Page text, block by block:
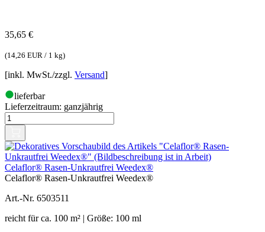
35,65 €
(14,26 EUR / 1 kg)
[inkl. MwSt./zzgl. Versand]
lieferbar
Lieferzeitraum: ganzjährig
Celaflor® Rasen-Unkrautfrei Weedex®
Celaflor® Rasen-Unkrautfrei Weedex®
Art.-Nr. 6503511
reicht für ca. 100 m² | Größe: 100 ml